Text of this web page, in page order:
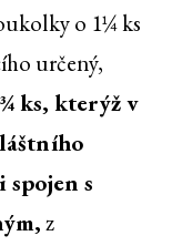
o 1¼ ks
určený,
ks, kterýž v
spojen s
z